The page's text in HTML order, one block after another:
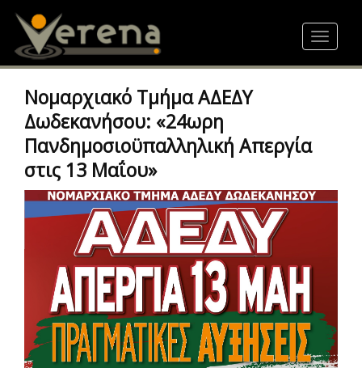
content
Toggle
Νομαρχιακό Τμήμα ΑΔΕΔΥ
Δωδεκανήσου: «24ωρη
Πανδημοσιοϋπαλληλική Απεργία
στις 13 Μαΐου»